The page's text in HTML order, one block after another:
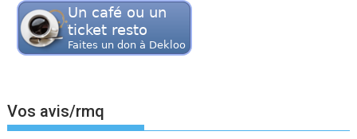
Vos avis/rmq